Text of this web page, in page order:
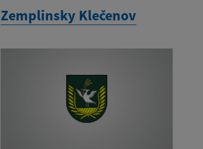
Zemplinsky Klečenov